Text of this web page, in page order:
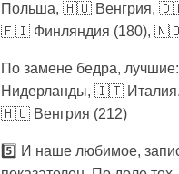
Польша, 🇭🇺 Венгрия,
🇫🇮 Финляндия (180), 🇳🇴
По замене бедра,
Нидерланды, 🇮🇹
🇭🇺 Венгрия (212)
5️⃣ И наше любимое,